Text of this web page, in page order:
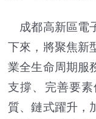
成都高新區電
下來，將聚焦新
業全生命周期服
支撐、完善要
質、鏈式躍升，